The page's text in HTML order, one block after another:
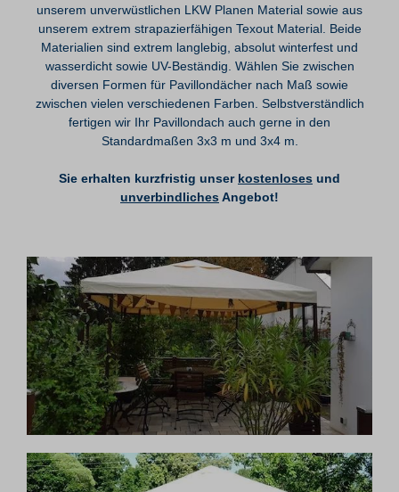
unserem unverwüstlichen LKW Planen Material sowie aus
unserem extrem strapazierfähigen Texout Material. Beide
Materialien sind extrem langlebig, absolut winterfest und
wasserdicht sowie UV-Beständig. Wählen Sie zwischen
diversen Formen für Pavillondächer nach Maß sowie
zwischen vielen verschiedenen Farben. Selbstverständlich
fertigen wir Ihr Pavillondach auch gerne in den
Standardmaßen 3x3 m und 3x4 m.
Sie erhalten kurzfristig unser kostenloses und
unverbindliches Angebot!